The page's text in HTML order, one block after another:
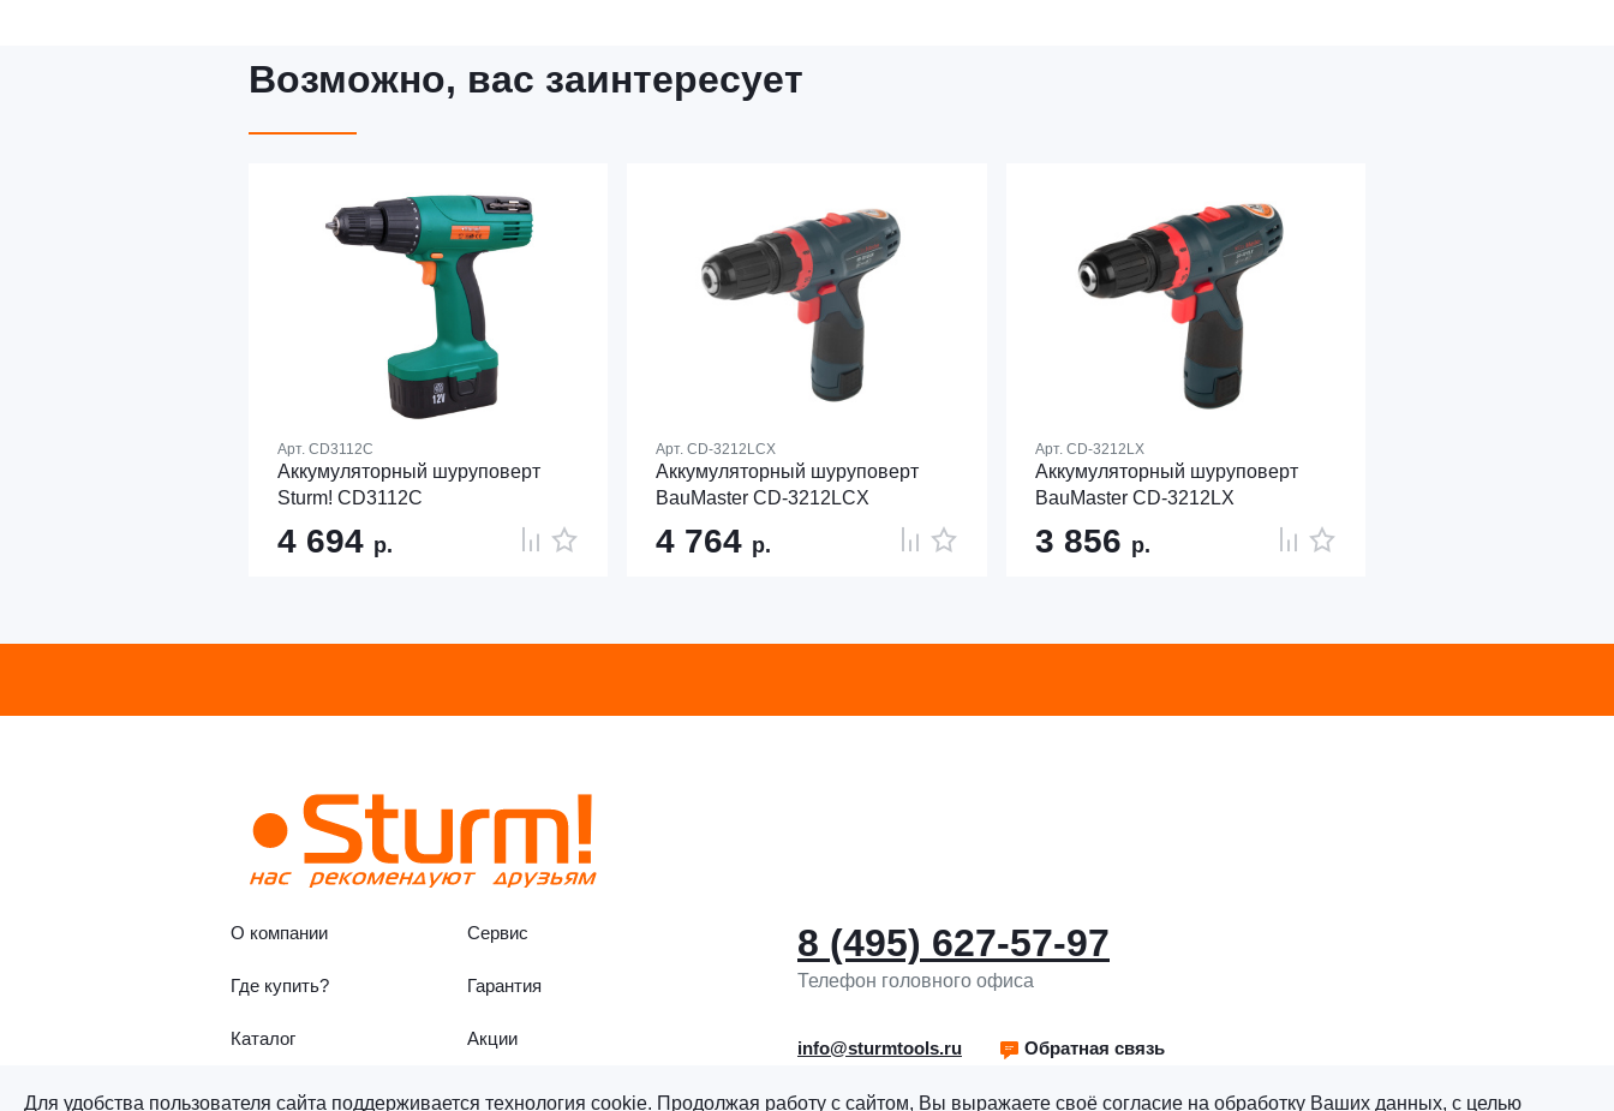
Возможно, вас заинтересует
Арт. CD3112C
Аккумуляторный шуруповерт
Sturm! CD3112C
4 694 р.
Арт.CD-3212LCX
Аккумуляторный шуруповерт
BauMaster CD-3212LCX
4 764 р.
Арт. CD-3212LX
Аккумуляторный шуруповерт
BauMaster CD-3212LX
3 856 р.
О компании Сервис
Где купить? Гарантия
Каталог Акции
8 (495) 627-57-97
Телефон головного офиса
info@sturmtools.ru Обратная связь
Для удобства пользователя сайта поддерживается технология cookie. Продолжая работу с сайтом, Вы выражаете своё согласие на обработку Ваших данных, с целью